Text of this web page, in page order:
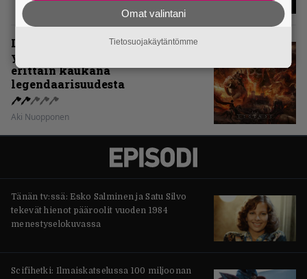
Levyarvio: Sabaton on
yhdennellätoista albumillaan
erittäin kaukana
legendaarisuudesta
Aki Nuopponen
Tänän tv:ssä: Esko Salminen ja Satu Silvo
tekevät hienot pääroolit vuoden 1984
menestyselokuvassa
Scifihetki: Ilmaiskatselussa 100 miljoonan
Omat valintani
Tietosuojakäytäntömme